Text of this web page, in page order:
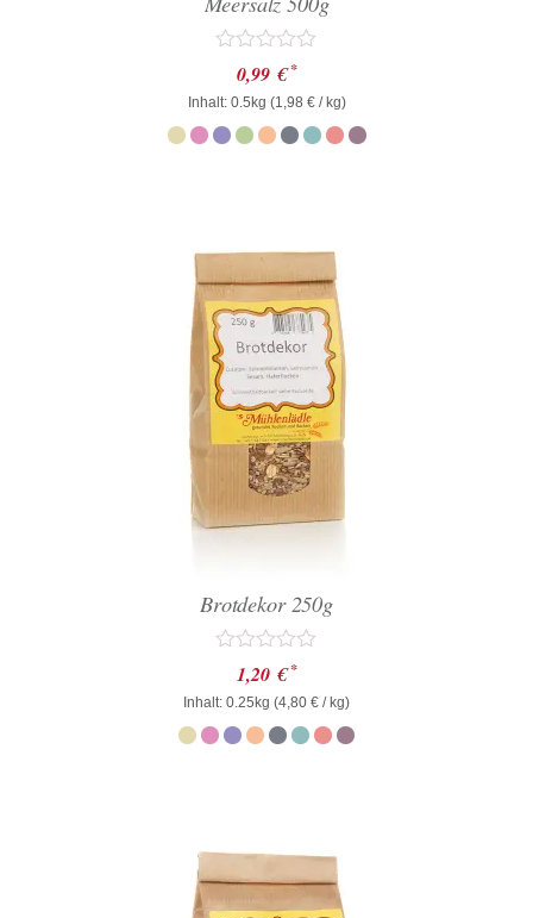
Bewertet
mit
0
von
5
0,99 € *
Inhalt: 0.5kg (1,98 €/ kg)
Brotdekor 250g
Bewertet
mit
0
von
5
1,20 € *
Inhalt: 0.25kg (4,80 € / kg)